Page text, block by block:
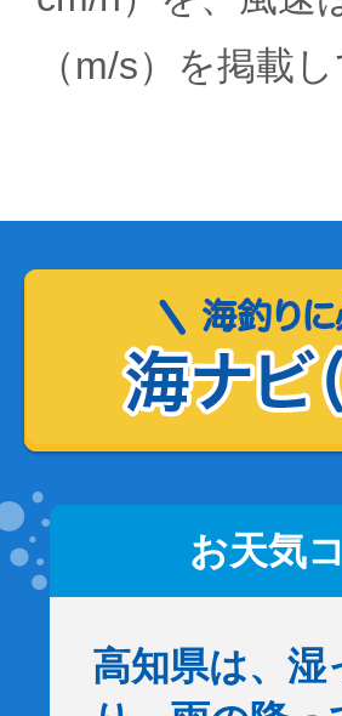
（m/s）を掲載
お天気
高知県は、湿